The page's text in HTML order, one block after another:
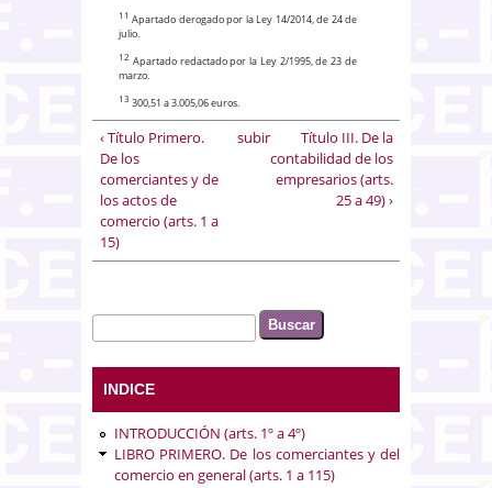
11 Apartado derogado por la Ley 14/2014, de 24 de
julio.
12 Apartado redactado por la Ley 2/1995, de 23 de
marzo.
13 300,51 a 3.005,06 euros.
‹ Título Primero.
De los
comerciantes y de
los actos de
comercio (arts. 1 a
15)
subir
Título III. De la
contabilidad de los
empresarios (arts.
25 a 49) ›
Formulario de búsqueda
Buscar
INDICE
INTRODUCCIÓN (arts. 1º a 4º)
LIBRO PRIMERO. De los comerciantes y del
comercio en general (arts. 1 a 115)